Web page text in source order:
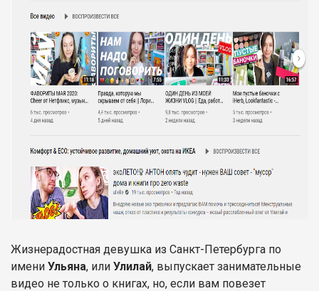
Жизнерадостная девушка из Санкт-Петербурга по
имени Ульяна, или Улилай, выпускает занимательные
видео не только о книгах, но, если вам повезет